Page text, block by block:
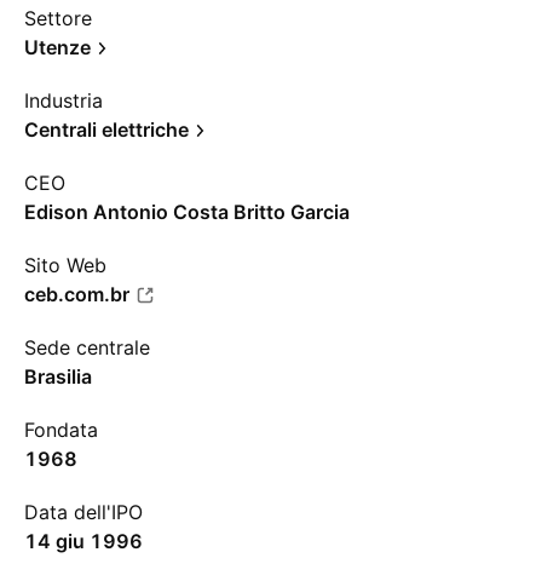
Settore
Utenze
Industria
Centrali elettriche
CEO
Edison Antonio Costa Britto Garcia
Sito Web
ceb.com.br
Sede centrale
Brasilia
Fondata
1968
Data dell'IPO
14 giu 1996